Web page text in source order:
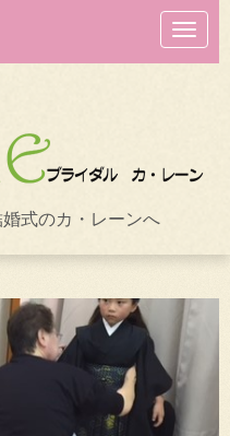
N
a
v
o
n
式のカ・レーンへ